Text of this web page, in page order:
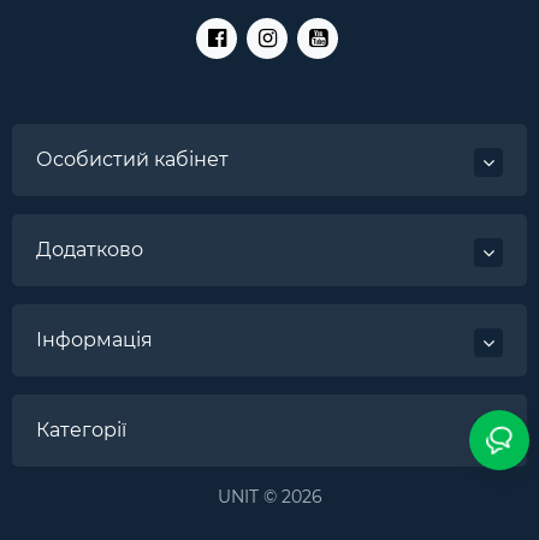
Особистий кабінет
Додатково
Інформація
Категорії
UNIT © 2026